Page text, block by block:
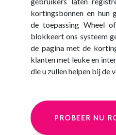
kortingsbonnen en hun
de toepassing Wheel
blokkeert ons systeem
de pagina met de
klanten met leuke en
die u zullen helpen bij de
PROBEER NU